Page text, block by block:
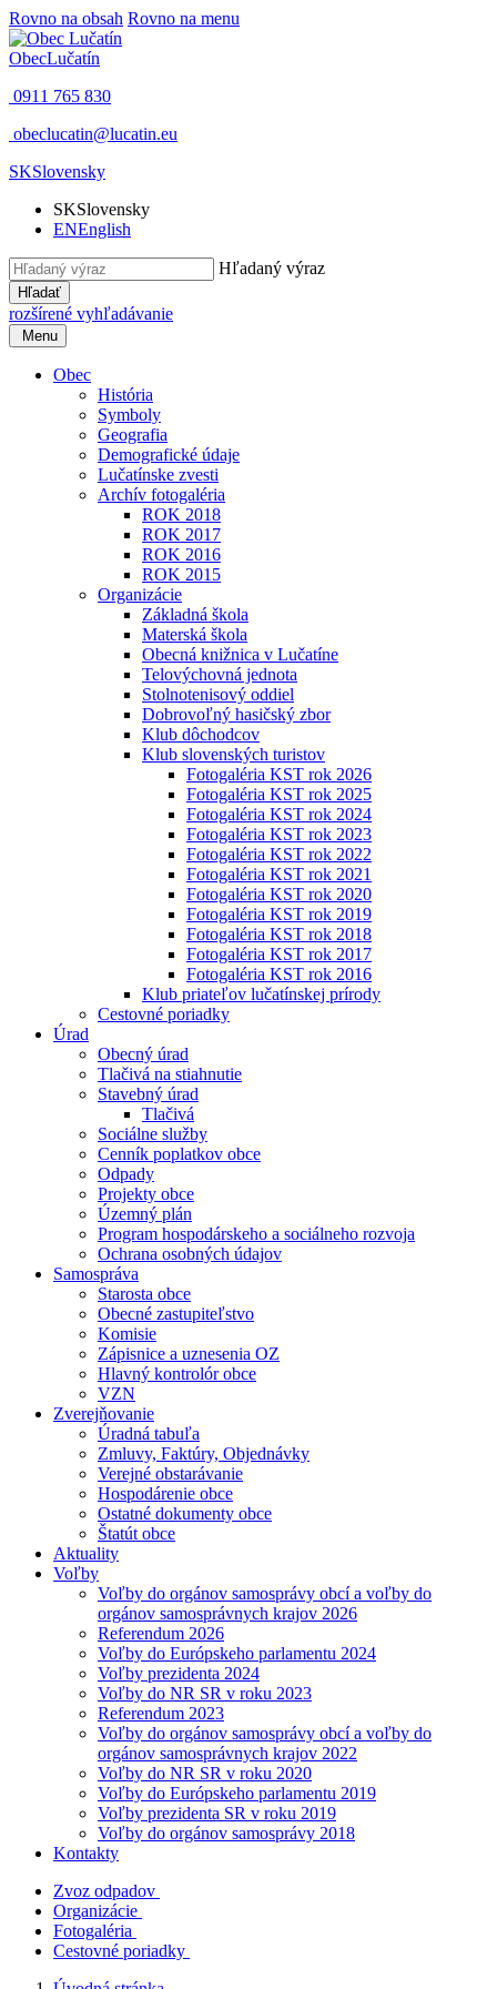
Rovno na obsah Rovno na menu
ObecLučatín
0911 765 830
obeclucatin@lucatin.eu
SKSlovensky
SKSlovensky
ENEnglish
Hľadaný výraz
Hľadať
rozšírené vyhľadávanie
Menu
Obec
História
Symboly
Geografia
Demografické údaje
Lučatínske zvesti
Archív fotogaléria
ROK 2018
ROK 2017
ROK 2016
ROK 2015
Organizácie
Základná škola
Materská škola
Obecná knižnica v Lučatíne
Telovýchovná jednota
Stolnotenisový oddiel
Dobrovoľný hasičský zbor
Klub dôchodcov
Klub slovenských turistov
Fotogaléria KST rok 2026
Fotogaléria KST rok 2025
Fotogaléria KST rok 2024
Fotogaléria KST rok 2023
Fotogaléria KST rok 2022
Fotogaléria KST rok 2021
Fotogaléria KST rok 2020
Fotogaléria KST rok 2019
Fotogaléria KST rok 2018
Fotogaléria KST rok 2017
Fotogaléria KST rok 2016
Klub priateľov lučatínskej prírody
Cestovné poriadky
Úrad
Obecný úrad
Tlačivá na stiahnutie
Stavebný úrad
Tlačivá
Sociálne služby
Cenník poplatkov obce
Odpady
Projekty obce
Územný plán
Program hospodárskeho a sociálneho rozvoja
Ochrana osobných údajov
Samospráva
Starosta obce
Obecné zastupiteľstvo
Komisie
Zápisnice a uznesenia OZ
Hlavný kontrolór obce
VZN
Zverejňovanie
Úradná tabuľa
Zmluvy, Faktúry, Objednávky
Verejné obstarávanie
Hospodárenie obce
Ostatné dokumenty obce
Štatút obce
Aktuality
Voľby
Voľby do orgánov samosprávy obcí a voľby do
orgánov samosprávnych krajov 2026
Referendum 2026
Voľby do Európskeho parlamentu 2024
Voľby prezidenta 2024
Voľby do NR SR v roku 2023
Referendum 2023
Voľby do orgánov samosprávy obcí a voľby do
orgánov samosprávnych krajov 2022
Voľby do NR SR v roku 2020
Voľby do Európskeho parlamentu 2019
Voľby prezidenta SR v roku 2019
Voľby do orgánov samosprávy 2018
Kontakty
Zvoz odpadov
Organizácie
Fotogaléria
Cestovné poriadky